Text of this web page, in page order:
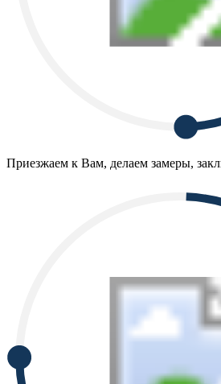
Приезжаем к Вам, делаем замеры,